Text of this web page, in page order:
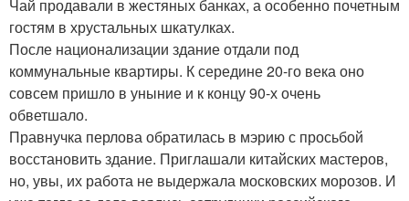
Чай продавали в жестяных банках, а особенно почетным
гостям в хрустальных шкатулках.
После национализации здание отдали под
коммунальные квартиры. К середине 20-го века оно
совсем пришло в уныние и к концу 90-х очень
обветшало.
Правнучка перлова обратилась в мэрию с просьбой
восстановить здание. Приглашали китайских мастеров,
но, увы, их работа не выдержала московских морозов. И